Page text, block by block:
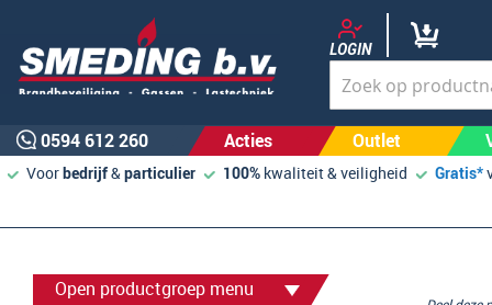
LOGIN
0594 612 260 Acties Outlet
Voorbedrijf&particulier 100% kwaliteit & veiligheid Gratis*
Open productgroep menu